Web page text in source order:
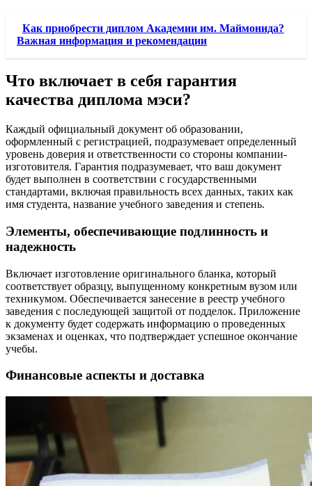
Как приобрести диплом Академии им. Маймонида?
Важная информация и рекомендации
Что включает в себя гарантия
качества диплома мэси?
Каждый официальный документ об образовании,
оформленный с регистрацией, подразумевает определенный
уровень доверия и ответственности со стороны компании-
изготовителя. Гарантия подразумевает, что ваш документ
будет выполнен в соответствии с государственными
стандартами, включая правильность всех данных, таких как
имя студента, название учебного заведения и степень.
Элементы, обеспечивающие подлинность и
надежность
Включает изготовление оригинального бланка, который
соответствует образцу, выпущенному конкретным вузом или
техникумом. Обеспечивается занесение в реестр учебного
заведения с последующей защитой от подделок. Приложение
к документу будет содержать информацию о проведенных
экзаменах и оценках, что подтверждает успешное окончание
учебы.
Финансовые аспекты и доставка